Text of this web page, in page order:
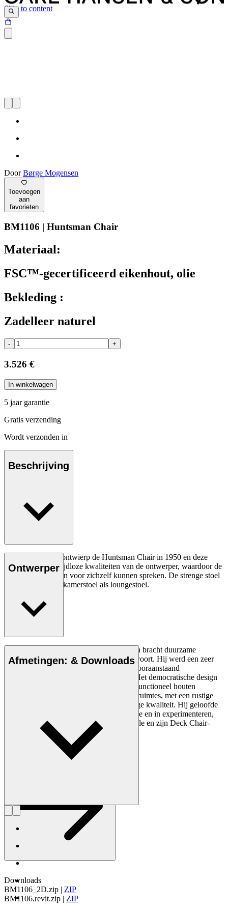
Skip to content
DoorBørge Mogensen
Toevoegen
aan
favorieten
BM1106 | Huntsman Chair
Materiaal:
FSC™-gecertificeerd eikenhout, olie
Bekleding :
Zadelleer naturel
- +
3.526 €
In winkelwagen
5 jaar garantie
Gratis verzending
Wordt verzonden in
Beschrijving
Børge Mogensen ontwierp de Huntsman Chair in 1950 en deze
omvat perfect de tijdloze kwaliteiten van de ontwerper, waardoor de
premium materialen voor zichzelf kunnen spreken. De strenge stoel
dient zowel als eetkamerstoel als loungestoel.
Lees meer
Ontwerper
Het creatieve proces van Børge Mogensen bracht duurzame
meubelstukken met de focus op de mens voort. Hij werd een zeer
invloedrijke naoorlogse designer en een vooraanstaand
vertegenwoordiger van Danish Modern. Het democratische design
van Mogensen bestond uit eenvoudig en functioneel houten
meubilair voor zowel privé- als openbare ruimtes, met een rustige
esthetiek en een sterke constructie van hoge kwaliteit. Hij geloofde
in visuele helderheid en minimale decoratie en in experimenteren,
zoals te zien in zijn klassieke Hunting Table en zijn Deck Chair-
Maak kennis met Børge Mogensen
Afmetingen: & Downloads
Downloads
BM1106_2D.zip | ZIP
BM1106.revit.zip | ZIP